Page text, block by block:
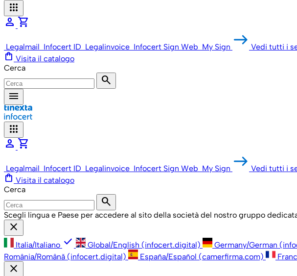
apps
person shopping_cart
Legalmail Infocert ID Legalinvoice Infocert Sign Web My Sign Vedi tutti i
shopping_bag Visita il catalogo
Cerca
search
menu
apps
person shopping_cart
Legalmail Infocert ID Legalinvoice Infocert Sign Web My Sign Vedi tutti i
shopping_bag Visita il catalogo
Cerca
search
Scegli lingua e Paese per accedere al sito della società del nostro gruppo
close
Italia/Italiano check Global/English (infocert.digital) Germany/German
România/Română (infocert.digital)
España/Español (camerfirma.com)
close